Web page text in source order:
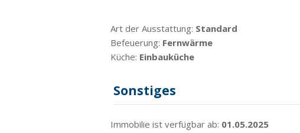
Art der Ausstattung: Standard
Befeuerung: Fernwärme
Küche: Einbauküche
Sonstiges
Immobilie ist verfügbar ab: 01.05.2025